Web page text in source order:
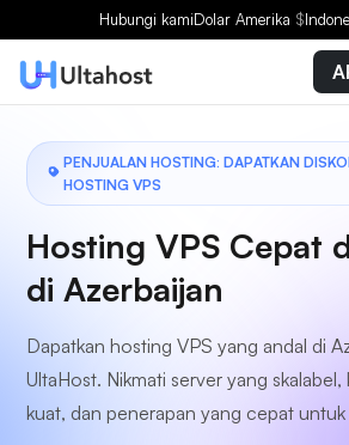
Hubungi kamiDolar Amerika $
PENJUALAN HOSTING: DAPATKAN
HOSTING VPS
Hosting VPS Cepat
di Azerbaijan
Dapatkan hosting VPS yang andal di
UltaHost. Nikmati server yang skalabel,
kuat, dan penerapan yang cepat